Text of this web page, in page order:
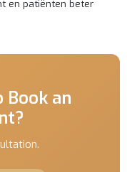
en patiënten beter
Book an